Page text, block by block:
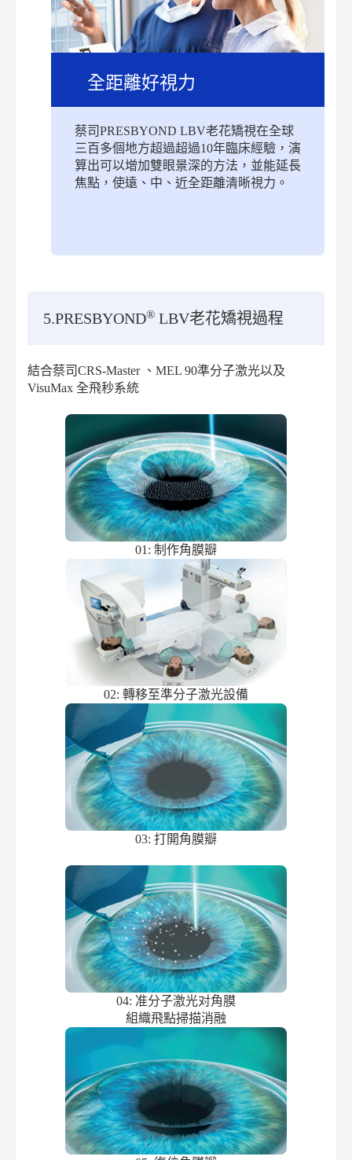
全距離好視力
蔡司PRESBYOND LBV老花矯視在全球
三百多個地方超過超過10年臨床經驗，演
算出可以增加雙眼景深的方法，並能延長
焦點，使遠、中、近全距離清晰視力。
5.PRESBYOND® LBV老花矯視過程
結合蔡司CRS-Master 、MEL 90準分子激光以及
VisuMax 全飛秒系統
01: 制作角膜瓣
02: 轉移至準分子激光設備
03: 打開角膜瓣
04: 准分子激光对角膜
組織飛點掃描消融